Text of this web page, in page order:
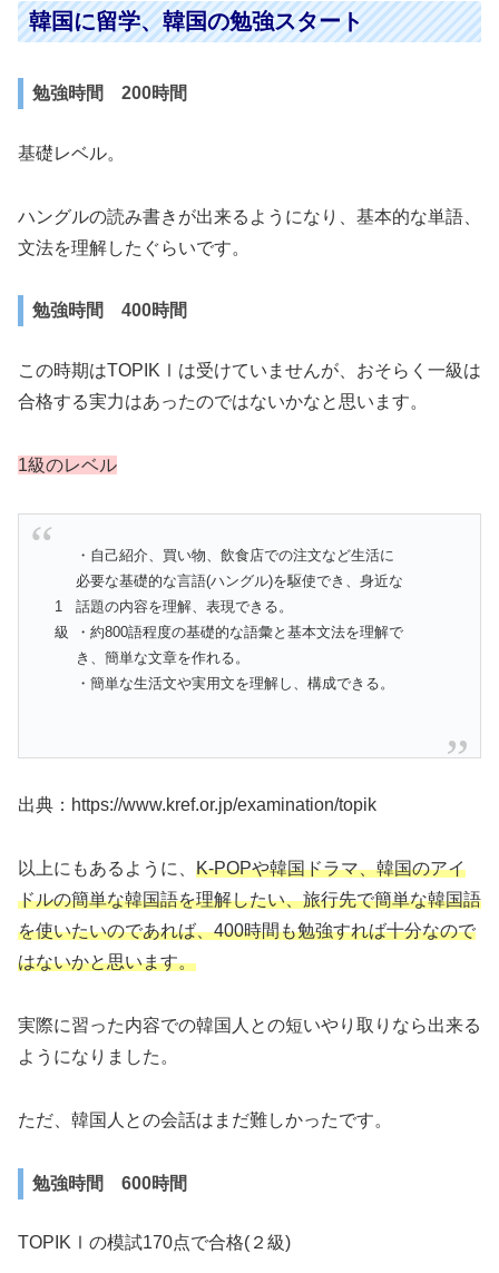
韓国に留学、韓国の勉強スタート
勉強時間 200時間
基礎レベル。
ハングルの読み書きが出来るようになり、基本的な単語、
文法を理解したぐらいです。
勉強時間 400時間
この時期はTOPIKⅠは受けていませんが、おそらく一級は
合格する実力はあったのではないかなと思います。
1級のレベル
1
級
・自己紹介、買い物、飲食店での注文など生活に
必要な基礎的な言語(ハングル)を駆使でき、身近な
話題の内容を理解、表現できる。
・約800語程度の基礎的な語彙と基本文法を理解で
き、簡単な文章を作れる。
・簡単な生活文や実用文を理解し、構成できる。
出典：https://www.kref.or.jp/examination/topik
以上にもあるように、 K-POPや韓国ドラマ、韓国のアイ
ドルの簡単な韓国語を理解したい、旅行先で簡単な韓国語
を使いたいのであれば、400時間も勉強すれば十分なので
はないかと思います。
実際に習った内容での韓国人との短いやり取りなら出来る
ようになりました。
ただ、韓国人との会話はまだ難しかったです。
勉強時間 600時間
TOPIKⅠの模試170点で合格(２級)